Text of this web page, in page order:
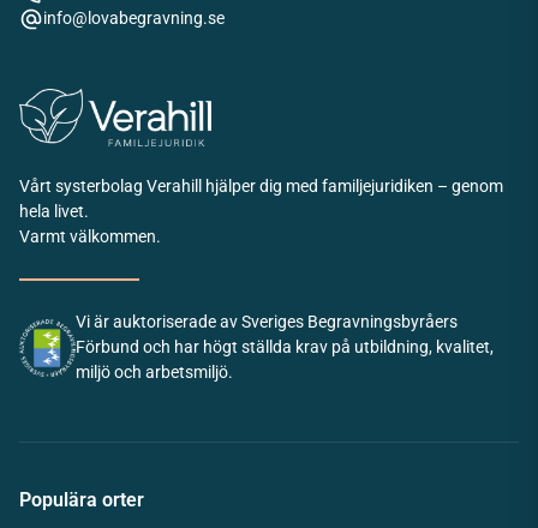
info@lovabegravning.se
Vårt systerbolag Verahill hjälper dig med familjejuridiken – genom
hela livet.
Varmt välkommen.
Vi är auktoriserade av Sveriges Begravningsbyråers
Förbund och har högt ställda krav på utbildning, kvalitet,
miljö och arbetsmiljö.
Populära orter